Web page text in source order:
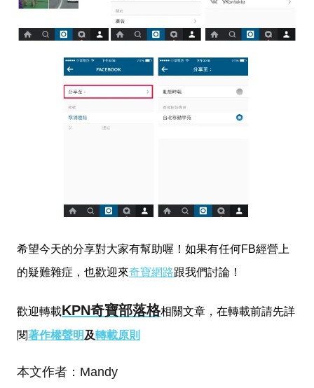
希望今天的分享對大家有幫助喔！如果有任何FB經營上
的疑難雜症，也歡迎來奇寶網路跟我們討論！
歡迎轉載KPN奇寶部落格相關文章，在轉載前請先詳
閱著作權聲明及轉載原則
本文作者：Mandy